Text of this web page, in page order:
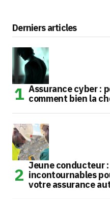
Derniers articles
Assurance cyber :
comment bien la
Jeune conducteur
incontournables
votre assurance